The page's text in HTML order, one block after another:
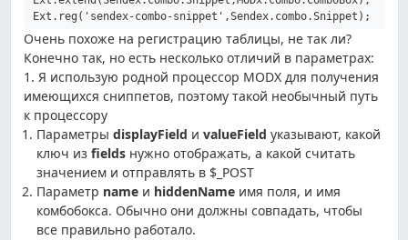
Ext.reg('sendex-combo-snippet',Sendex.combo.Snippet);
Очень похоже на регистрацию таблицы, не так ли?
Конечно так, но есть несколько отличий в параметрах:
1. Я использую родной процессор MODX для получения
имеющихся сниппетов, поэтому такой необычный путь
к процессору
Параметры displayField и valueField указывают, какой
ключ из fieldsнужно отображать, а какой считать
значением и отправлять в $_POST
Параметр nameи hiddenNameимя поля, и имя
комбобокса. Обычно они должны совпадать, чтобы
все правильно работало.